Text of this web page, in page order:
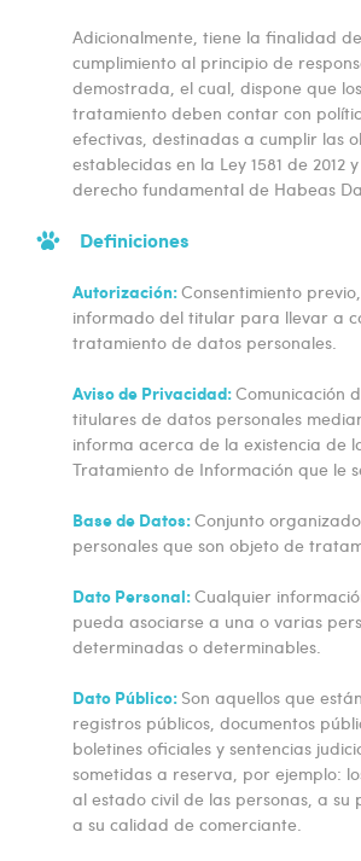
Adicionalmente, tiene la finalidad
cumplimiento al principio de
demostrada, el cual, dispone que
tratamiento deben contar con
efectivas, destinadas a cumplir las
establecidas en la Ley 1581 de
derecho fundamental de Habeas
Definiciones
Autorización:Consentimiento
informado del titular para llevar a
tratamiento de datos personales.
Aviso de Privacidad:Comunicación
titulares de datos personales
informa acerca de la existencia de
Tratamiento de Información que le
Base de Datos:Conjunto
personales que son objeto de
Dato Personal:Cualquier
pueda asociarse a una o varias
determinadas o determinables.
Dato Público: Son aquellos que
registros públicos, documentos
boletines oficiales y sentencias
sometidas a reserva, por ejemplo:
al estado civil de las personas, a su
a su calidad de comerciante.